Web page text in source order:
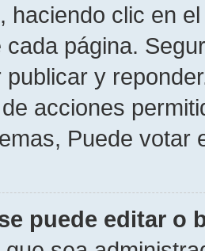
haciendo clic en
cada página.
publicar y
acciones
Puede votar
puede editar o